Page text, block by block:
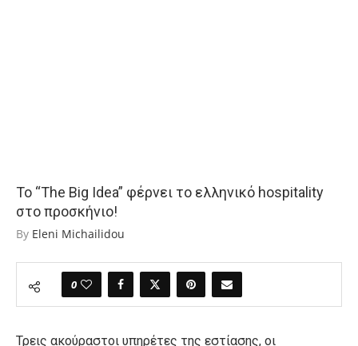
Το “The Big Idea” φέρνει το ελληνικό hospitality
στο προσκήνιο!
By Eleni Michailidou
0
Τρεις ακούραστοι υπηρέτες της εστίασης, οι